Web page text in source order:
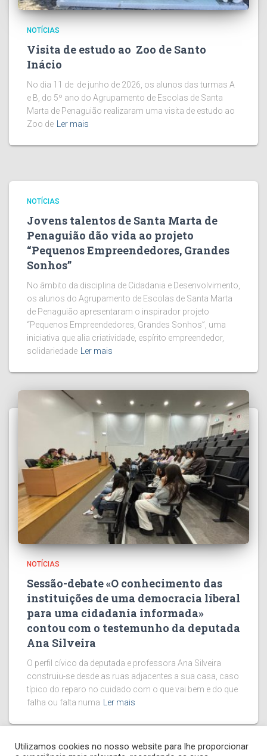
NOTÍCIAS
Visita de estudo ao Zoo de Santo
Inácio
No dia 11 de de junho de 2026, os alunos das turmas A
e B, do 5º ano do Agrupamento de Escolas de Santa
Marta de Penaguião realizaram uma visita de estudo ao
Zoo de
Ler mais
NOTÍCIAS
Jovens talentos de Santa Marta de
Penaguião dão vida ao projeto
“Pequenos Empreendedores, Grandes
Sonhos”
No âmbito da disciplina de Cidadania e Desenvolvimento,
os alunos do Agrupamento de Escolas de Santa Marta
de Penaguião apresentaram o inspirador projeto
“Pequenos Empreendedores, Grandes Sonhos”, uma
iniciativa que alia criatividade, espírito empreendedor,
solidariedade
Ler mais
NOTÍCIAS
Sessão-debate «O conhecimento das
instituições de uma democracia liberal
para uma cidadania informada»
contou com o testemunho da deputada
Ana Silveira
O perfil cívico da deputada e professora Ana Silveira
construiu-se desde as ruas adjacentes a sua casa, caso
típico do reparo no cuidado com o que vai bem e do que
falha ou falta numa Ler mais
Utilizamos cookies no nosso website para lhe proporcionar